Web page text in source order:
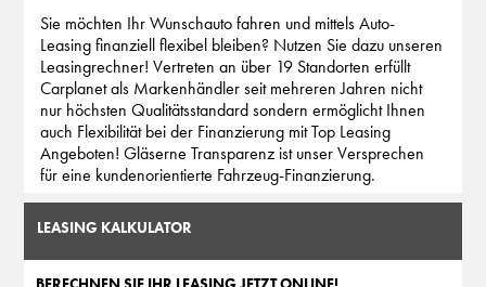
Sie möchten Ihr Wunschauto fahren und mittels Auto-
Leasing finanziell flexibel bleiben? Nutzen Sie dazu unseren
Leasingrechner! Vertreten an über 19 Standorten erfüllt
Carplanet als Markenhändler seit mehreren Jahren nicht
nur höchsten Qualitätsstandard sondern ermöglicht Ihnen
auch Flexibilität bei der Finanzierung mit Top Leasing
Angeboten! Gläserne Transparenz ist unser Versprechen
für eine kundenorientierte Fahrzeug-Finanzierung.
LEASING KALKULATOR